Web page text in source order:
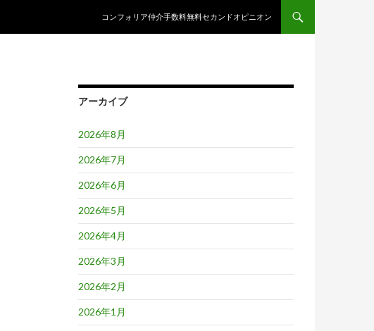
コンフォリア仲介手数料無料セカンドオピニオン
アーカイブ
2026年8月
2026年7月
2026年6月
2026年5月
2026年4月
2026年3月
2026年2月
2026年1月